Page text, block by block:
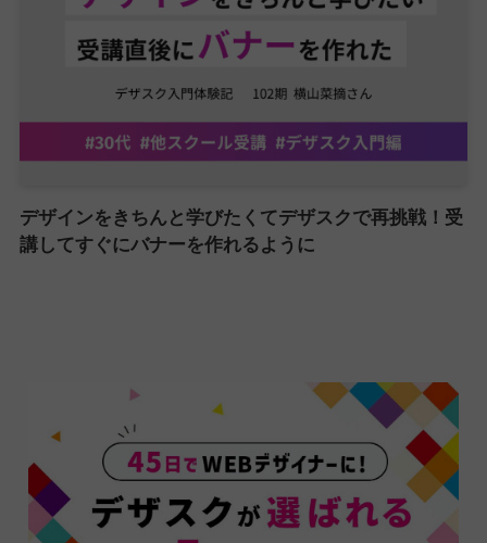
デザインをきちんと学びたくてデザスクで再挑戦！受
講してすぐにバナーを作れるように